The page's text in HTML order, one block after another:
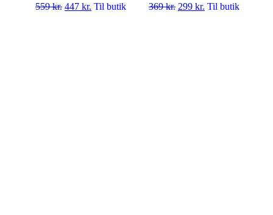
559kr. 447 kr. Til butik 369kr. 299 kr. Til butik